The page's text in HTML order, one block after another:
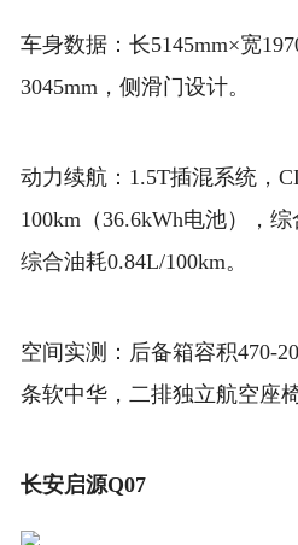
车身数据：长5145mm×宽
3045mm，侧滑门设计。
动力续航：1.5T插混系统，
100km（36.6kWh电池），
综合油耗0.84L/100km。
空间实测：后备箱容积470-
条软中华，二排独立航空座
长安启源Q07